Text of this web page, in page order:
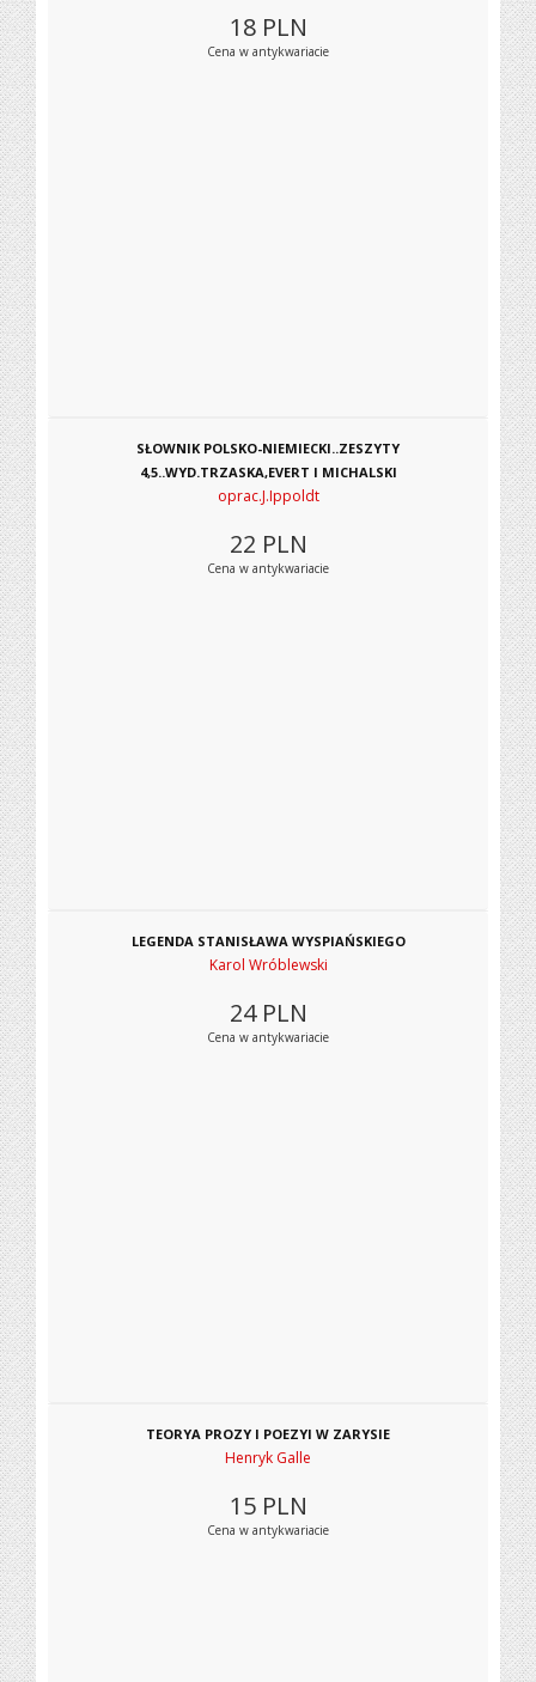
18 PLN
Cena w antykwariacie
SŁOWNIK POLSKO-NIEMIECKI..ZESZYTY
4,5..WYD.TRZASKA,EVERT I MICHALSKI
oprac.J.Ippoldt
22 PLN
Cena w antykwariacie
LEGENDA STANISŁAWA WYSPIAŃSKIEGO
Karol Wróblewski
24 PLN
Cena w antykwariacie
TEORYA PROZY I POEZYI W ZARYSIE
Henryk Galle
15 PLN
Cena w antykwariacie